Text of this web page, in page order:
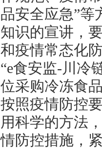
安全应急”等
识的宣讲，
疫情常态化
食安监-川冷
采购冷冻食
照疫情防控
科学的方法
防控措施，